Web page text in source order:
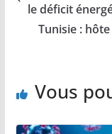
le déficit
Tunisie :
Vous